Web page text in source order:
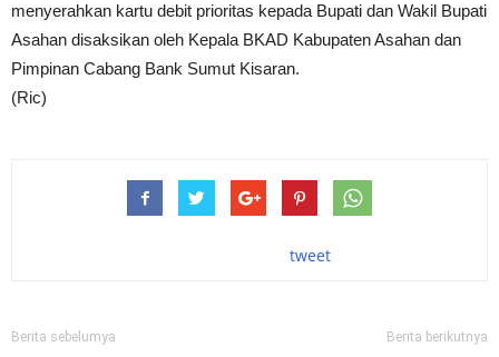
menyerahkan kartu debit prioritas kepada Bupati dan Wakil Bupati
Asahan disaksikan oleh Kepala BKAD Kabupaten Asahan dan
Pimpinan Cabang Bank Sumut Kisaran.
(Ric)
tweet
Berita sebelumya Berita berikutnya